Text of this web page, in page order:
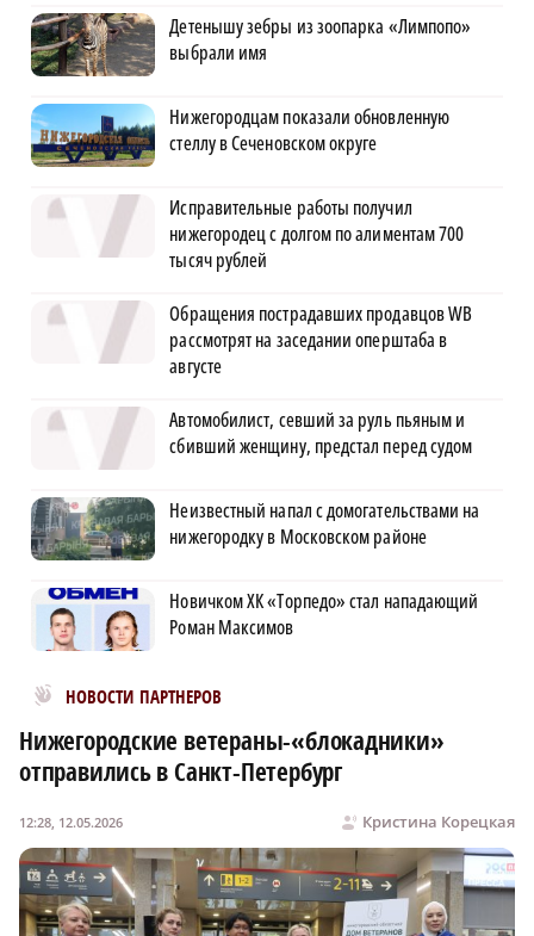
Детенышу зебры из зоопарка «Лимпопо»
выбрали имя
Нижегородцам показали обновленную
стеллу в Сеченовском округе
Исправительные работы получил
нижегородец с долгом по алиментам 700
тысяч рублей
Обращения пострадавших продавцов WB
рассмотрят на заседании оперштаба в
августе
Автомобилист, севший за руль пьяным и
сбивший женщину, предстал перед судом
Неизвестный напал с домогательствами на
нижегородку в Московском районе
Новичком ХК «Торпедо» стал нападающий
Роман Максимов
НОВОСТИ ПАРТНЕРОВ
Новости МирТесен
Нижегородские ветераны-«блокадники»
отправились в Санкт-Петербург
Кристина Корецкая
12:28, 12.05.2026